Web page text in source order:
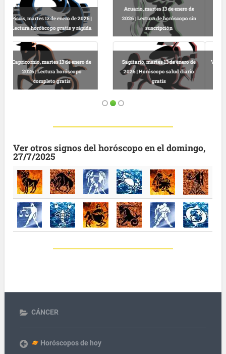
Escorpio, martes 13 de enero de
2026 | Horóscopo gratis hoy y
completo
Libra, martes 13 de enero de 2026 |
Lectura horóscopo online
Virgo, martes 13 de enero de 2026 |
Predicciones astrológicas
gratuitas hoy
Leo, martes 13 de enero de 2026 |
Horóscopo completo y gratuito
Ver otros signos del horóscopo en el domingo,
27/7/2025
CÁNCER
Horóscopos de hoy